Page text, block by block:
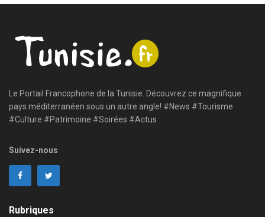
Le Portail Francophone de la Tunisie. Découvrez ce magnifique
pays méditerranéen sous un autre angle! #News #Tourisme
#Culture #Patrimoine #Soirées #Actus
Suivez-nous
Rubriques